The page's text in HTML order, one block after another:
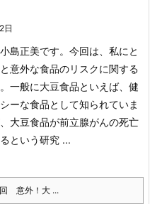
日
島正美です。今回は、私にと
意外な食品のリスクに関する
一般に大豆食品といえば、健
ーな食品として知られていま
大豆食品が前立腺がんの死亡
という研究 ...
意外！大 ...